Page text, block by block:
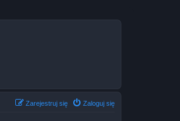
Zaloguj się
Zarejestruj się